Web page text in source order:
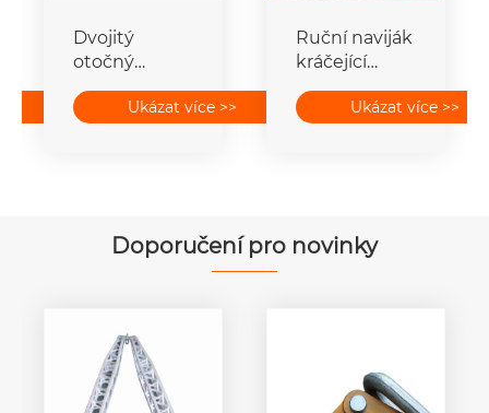
Dvojitý
otočný
Ukázat více >>
Ruční naviják
kráčející
Ukázat více >>
Doporučení pro novinky